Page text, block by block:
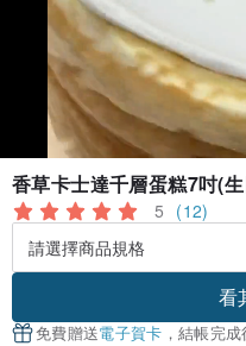
香草卡士達千層蛋糕7吋(
5 (12)
看
免費贈送電子賀卡 ，結帳完